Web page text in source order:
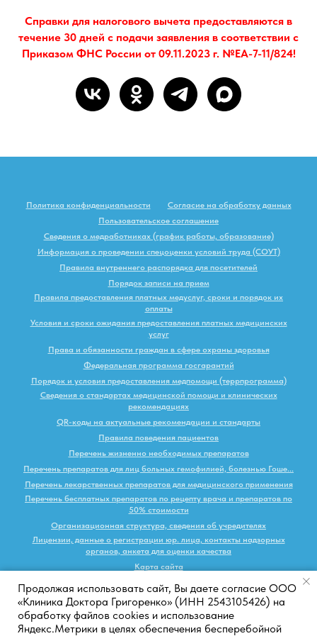
Продолжая использовать сайт, Вы даете согласие ООО
«Клиника Доктора Григоренко» (ИНН 2543105426) на
обработку файлов cookies и использование
Яндекс.Метрики в целях обеспечения бесперебойной
Справки для налогового вычета предоставляются в
течение 30 дней с подачи заявления в соответствии с
Приказом ФНС России от 09.11.2023 г. №ЕА-7-11/824!
Политика конфиденциальности
Согласие на обработку данных
Пользовательское соглашение
Сведения о медработниках (график работы, образование)
Информация о проведении спецоценки условий труда (СОУТ)
Правила внутреннего распорядка для посетителей
Порядок записи на прием
Правила предоставления платных медуслуг, сроки и порядок их
оплаты
Условия и сроки ожидания предоставления платных медицинских
услуг
Права и обязанности граждан в сфере охраны здоровья
Федеральная программа госгарантий
Порядок и условия предоставления медпомощи (террпрограмма)
Сведения о стандартах медицинской помощи и клинических
рекомендациях
QR-коды на актуальные рекомендации и стандарты
Правила поведения пациентов
Перечень жизненно необходимых препаратов
Перечень препаратов для лиц больных гемофилией, болезнью Гоше...
Перечень лекарственных препаратов для медицинского применения
Перечень бесплатных препаратов по рецепту врача и препаратов по
50% стоимости
Организационная структура, сведения об учредителях
Лицензии, данные о регистрации юр. лица, контакты надзорных
органов, анкета для оценки качества
Карта сайта
Наверх